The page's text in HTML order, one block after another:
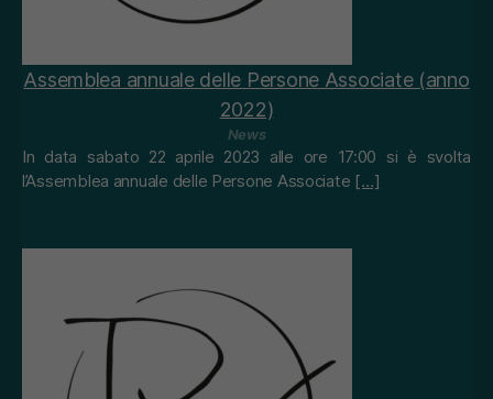
Assemblea annuale delle Persone Associate (anno
2022)
News
In data sabato 22 aprile 2023 alle ore 17:00 si è svolta
l’Assemblea annuale delle Persone Associate […]